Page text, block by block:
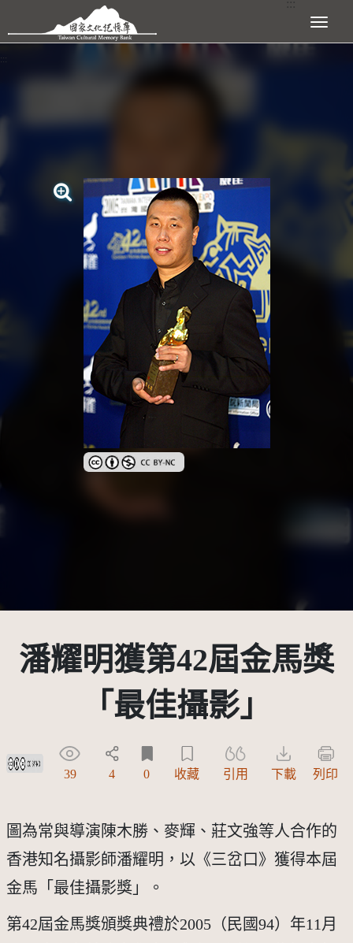
跳到主要內容區塊 展開選單
:::
創用CC姓名標示-非商業性 3.0 台灣及其後版本
潘耀明獲第42屆金馬獎
「最佳攝影」
創用CC姓名標示-禁止改作 3.0 台灣及其後版本(CC BY-ND 3.0 TW +)
39 4 0 收藏 引用 下載 列印
圖為常與導演陳木勝、麥輝、莊文強等人合作的
香港知名攝影師潘耀明，以《三岔口》獲得本屆
金馬「最佳攝影獎」。
第42屆金馬獎頒獎典禮於2005（民國94）年11月